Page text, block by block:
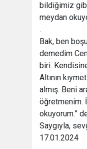
bildiğimiz
meydan
.
Bak, ben
demedim
biri.
Altının
almış. Beni
öğretmenim.
okuyorum.”
Saygıyla,
17.01.2024